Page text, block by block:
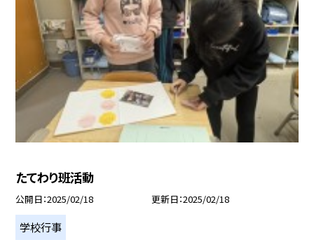
たてわり班活動
公開日 2025/02/18 更新日 2025/02/18
学校行事